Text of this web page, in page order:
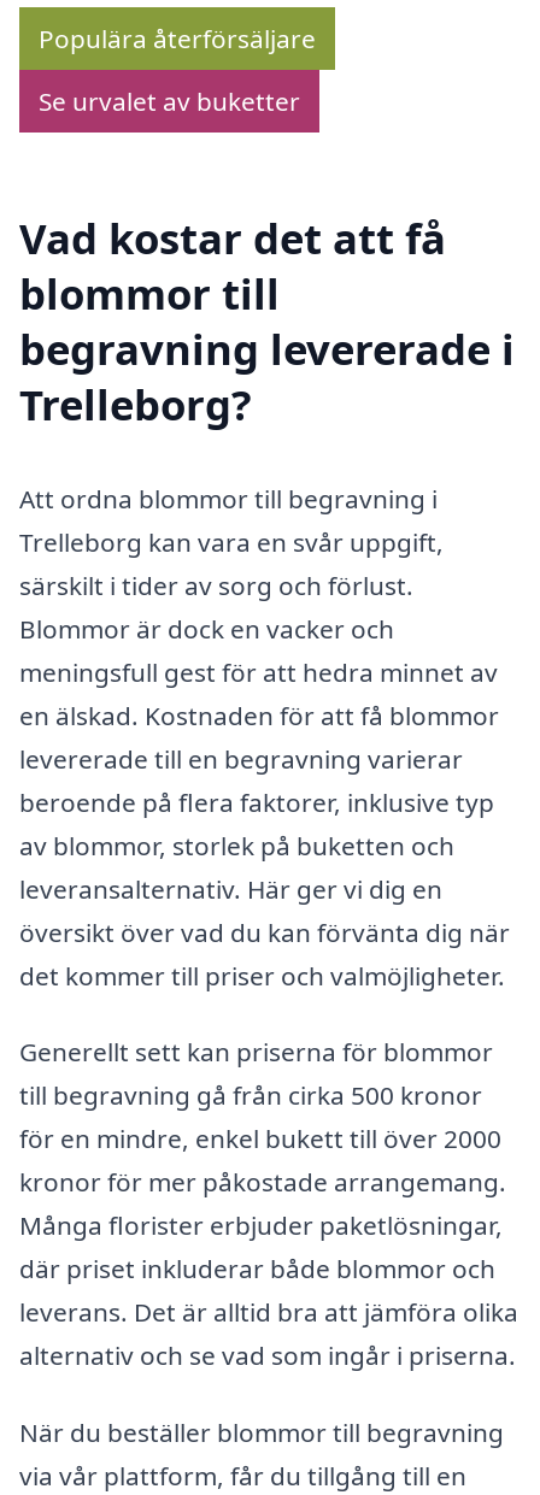
Populära återförsäljare
Se urvalet av buketter
Vad kostar det att få
blommor till
begravning levererade i
Trelleborg?
Att ordna blommor till begravning i
Trelleborg kan vara en svår uppgift,
särskilt i tider av sorg och förlust.
Blommor är dock en vacker och
meningsfull gest för att hedra minnet av
en älskad. Kostnaden för att få blommor
levererade till en begravning varierar
beroende på flera faktorer, inklusive typ
av blommor, storlek på buketten och
leveransalternativ. Här ger vi dig en
översikt över vad du kan förvänta dig när
det kommer till priser och valmöjligheter.
Generellt sett kan priserna för blommor
till begravning gå från cirka 500 kronor
för en mindre, enkel bukett till över 2000
kronor för mer påkostade arrangemang.
Många florister erbjuder paketlösningar,
där priset inkluderar både blommor och
leverans. Det är alltid bra att jämföra olika
alternativ och se vad som ingår i priserna.
När du beställer blommor till begravning
via vår plattform, får du tillgång till en